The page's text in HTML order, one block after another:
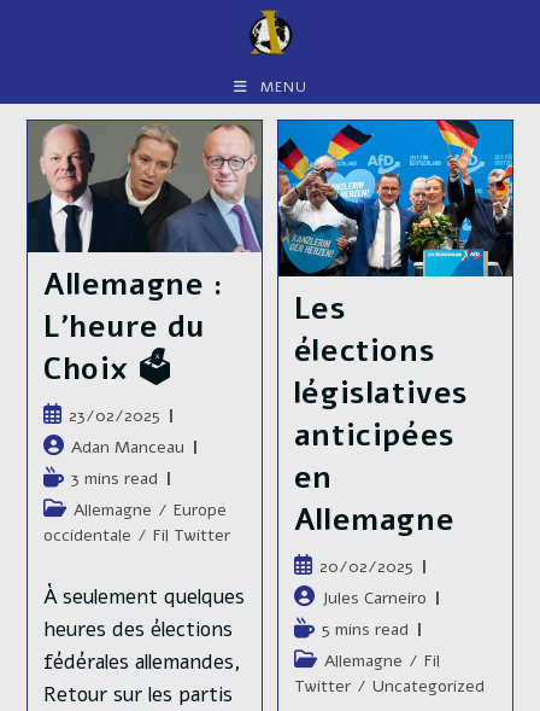
MENU
Allemagne :
L’heure du
Choix 🗳️
Publication
publiée :
23/02/2025
Auteur/autrice
de
la
publication :
Adan Manceau
Temps
de
lecture :
3 mins read
Post
category:
Allemagne / Europe
occidentale / Fil Twitter
À seulement quelques
heures des élections
fédérales allemandes,
Retour sur les partis
Les
élections
législatives
anticipées
en
Allemagne
Publication
publiée :
20/02/2025
Auteur/autrice
de
la
publication :
Jules Carneiro
Temps
de
lecture :
5 mins read
Post
category:
Allemagne / Fil
Twitter / Uncategorized